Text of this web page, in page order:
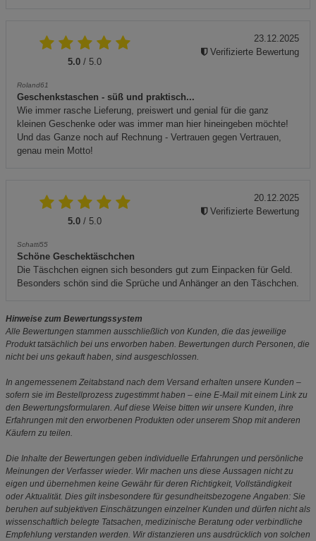
5.0 / 5.0
Roland61
Geschenkstaschen - süß und praktisch...
Wie immer rasche Lieferung, preiswert und genial für die ganz
kleinen Geschenke oder was immer man hier hineingeben möchte!
Und das Ganze noch auf Rechnung - Vertrauen gegen Vertrauen,
genau mein Motto!
23.12.2025
Verifizierte Bewertung
5.0 / 5.0
Schatti55
Schöne Geschektäschchen
Die Täschchen eignen sich besonders gut zum Einpacken für Geld.
Besonders schön sind die Sprüche und Anhänger an den Täschchen.
20.12.2025
Verifizierte Bewertung
Hinweise zum Bewertungssystem
Alle Bewertungen stammen ausschließlich von Kunden, die das jeweilige
Produkt tatsächlich bei uns erworben haben. Bewertungen durch Personen, die
nicht bei uns gekauft haben, sind ausgeschlossen.
In angemessenem Zeitabstand nach dem Versand erhalten unsere Kunden –
sofern sie im Bestellprozess zugestimmt haben – eine E-Mail mit einem Link zu
den Bewertungsformularen. Auf diese Weise bitten wir unsere Kunden, ihre
Erfahrungen mit den erworbenen Produkten oder unserem Shop mit anderen
Käufern zu teilen.
Die Inhalte der Bewertungen geben individuelle Erfahrungen und persönliche
Meinungen der Verfasser wieder. Wir machen uns diese Aussagen nicht zu
eigen und übernehmen keine Gewähr für deren Richtigkeit, Vollständigkeit
oder Aktualität. Dies gilt insbesondere für gesundheitsbezogene Angaben: Sie
beruhen auf subjektiven Einschätzungen einzelner Kunden und dürfen nicht als
wissenschaftlich belegte Tatsachen, medizinische Beratung oder verbindliche
Empfehlung verstanden werden. Wir distanzieren uns ausdrücklich von solchen